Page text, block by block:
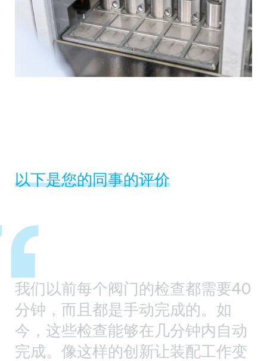
以下是您的同事的评价
我们以前每个阀门的检查都需要40
分钟，而且都是手动完成的。如
今，这些检查能够在几分钟内自动
完成。像这样的创新让装配工作变